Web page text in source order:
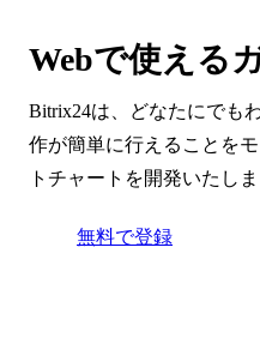
Webで使える
Bitrix24は、どなたにでも
作が簡単に行えることを
トチャートを開発いたし
無料で登録